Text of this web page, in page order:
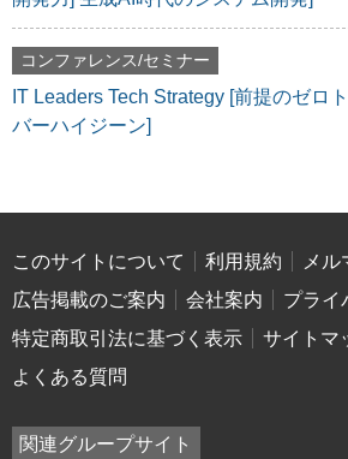
コンファレンス/セミナー
IT Leaders Tech Strategy [前提のゼロ
バーハイジーン]
このサイトについて 利用規約
メル
広告掲載のご案内
会社案内
プライ
特定商取引法に基づく表示
サイトマ
よくある質問
関連グループサイト